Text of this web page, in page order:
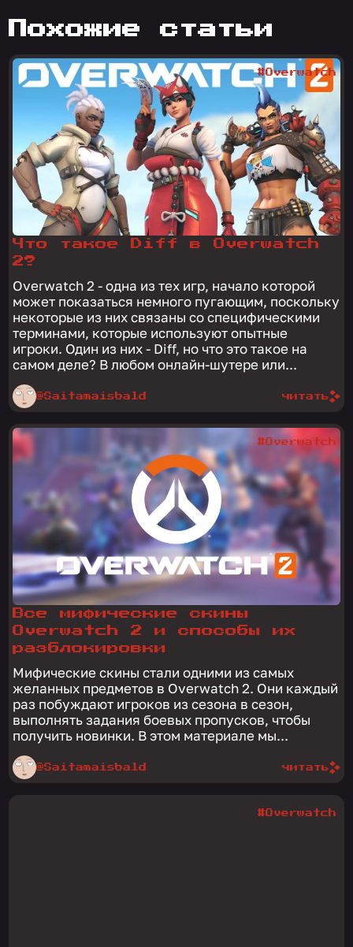
похожие статьи
Что такое Diff в Overwatch
2?
Overwatch 2 - одна из тех игр, начало которой
может показаться немного пугающим, поскольку
некоторые из них связаны со специфическими
терминами, которые используют опытные
игроки. Один из них - Diff, но что это такое на
самом деле? В любом онлайн-шутере или...
@Saitamaisbald
#Overwatch
читать
Все мифические скины
Overwatch 2 и способы их
разблокировки
Мифические скины стали одними из самых
желанных предметов в Overwatch 2. Они каждый
раз побуждают игроков из сезона в сезон,
выполнять задания боевых пропусков, чтобы
получить новинки. В этом материале мы...
@Saitamaisbald
#Overwatch
читать
#Overwatch